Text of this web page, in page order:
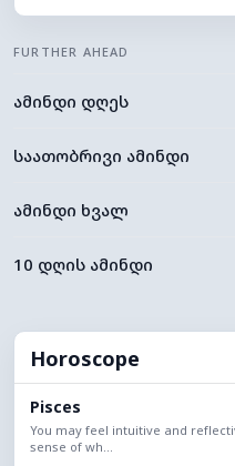
FURTHER AHEAD
ამინდი დღეს
საათობრივი ამინდი
ამინდი ხვალ
10 დღის ამინდი
Horoscope
Pisces
You may feel intuitive and
sense of wh...